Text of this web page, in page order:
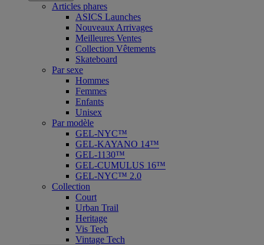
Articles phares
ASICS Launches
Nouveaux Arrivages
Meilleures Ventes
Collection Vêtements
Skateboard
Par sexe
Hommes
Femmes
Enfants
Unisex
Par modèle
GEL-NYC™
GEL-KAYANO 14™
GEL-1130™
GEL-CUMULUS 16™
GEL-NYC™ 2.0
Collection
Court
Urban Trail
Heritage
Vis Tech
Vintage Tech